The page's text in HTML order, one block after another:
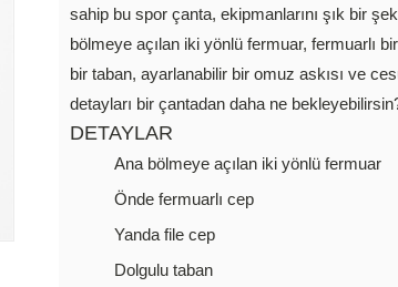
sahip bu spor çanta, ekipmanlarını şık bir
bölmeye açılan iki yönlü fermuar, fermuarlı
bir taban, ayarlanabilir bir omuz askısı ve
detayları bir çantadan daha ne
DETAYLAR
Ana bölmeye açılan iki yönlü fermuar
Önde fermuarlı cep
Yanda file cep
Dolgulu taban